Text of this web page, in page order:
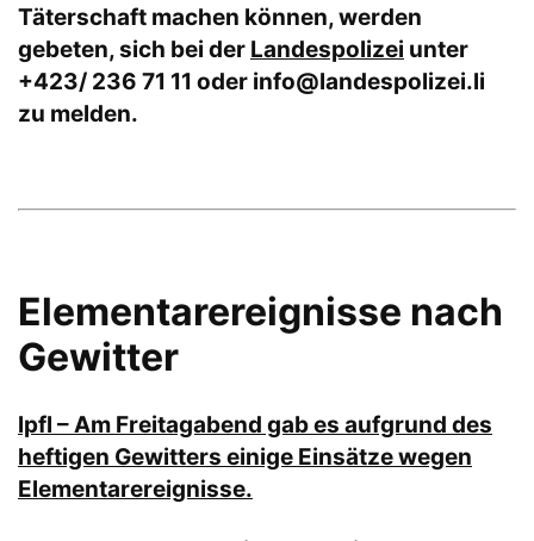
Täterschaft machen können, werden
gebeten, sich bei der Landespolizei unter
+423/ 236 71 11 oder info@landespolizei.li
zu melden.
Elementarereignisse nach
Gewitter
lpfl – Am Freitagabend gab es aufgrund des
heftigen Gewitters einige Einsätze wegen
Elementarereignisse.